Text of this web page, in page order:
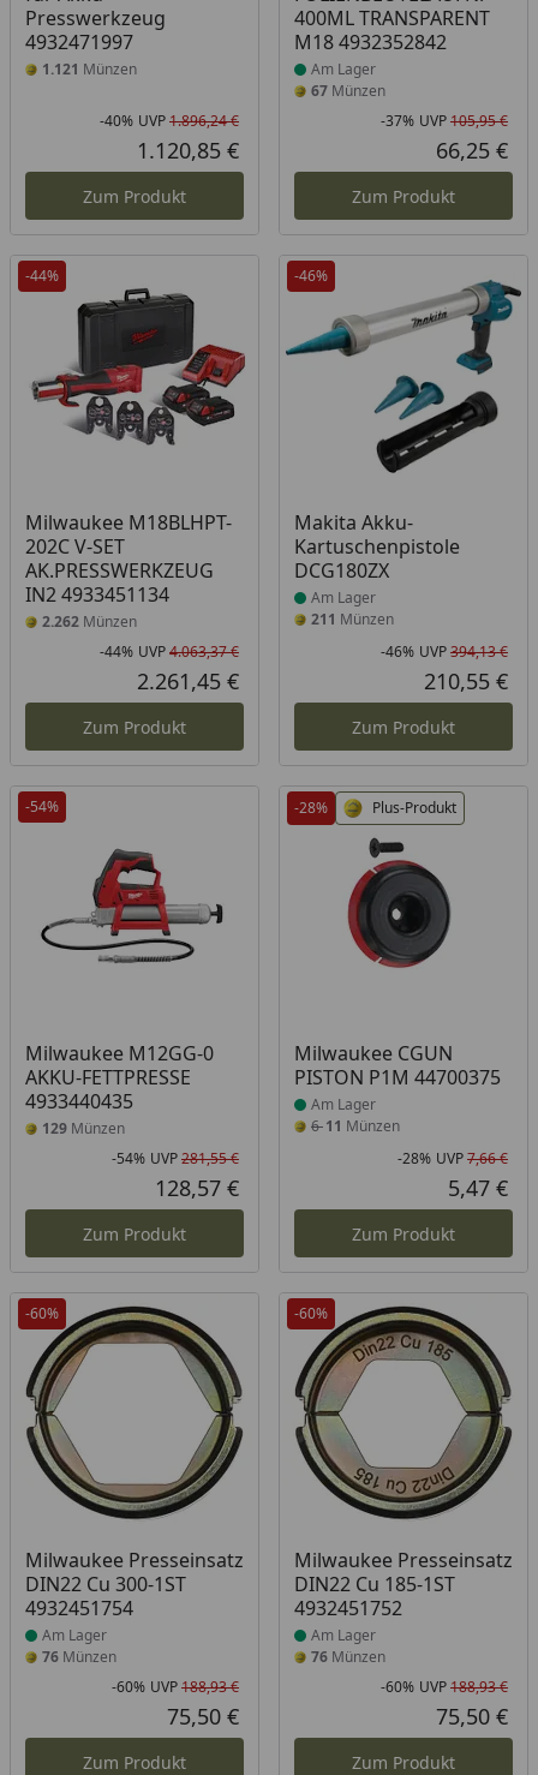
Presswerkzeug
4932471997
1.121 Münzen
Rabatt in Prozent
-40%
Ursprünglicher Preis
UVP1.896,24 €
Aktueller Preis
1.120,85 €
Zum Produkt
400ML TRANSPARENT
M18 4932352842
Am Lager
67 Münzen
-37% UVP105,95 €
66,25 €
Zum Produkt
-44%
Milwaukee M18BLHPT-
202C V-SET
AK.PRESSWERKZEUG
IN2 4933451134
2.262 Münzen
Rabatt in Prozent
-44%
Ursprünglicher Preis
UVP4.063,37 €
Aktueller Preis
2.261,45 €
Zum Produkt
-46%
Makita Akku-
Kartuschenpistole
DCG180ZX
Produkt am Lager
Am Lager
211 Münzen
-46% UVP394,13 €
210,55 €
Zum Produkt
-54%
Milwaukee M12GG-0
AKKU-FETTPRESSE
4933440435
129 Münzen
Rabatt in Prozent
-54%
Ursprünglicher Preis
UVP281,55 €
Aktueller Preis
128,57 €
Zum Produkt
-28% Plus-Produkt
Milwaukee CGUN
PISTON P1M 44700375
Produkt am Lager
Am Lager
611 Münzen
-28% UVP7,66 €
5,47 €
Zum Produkt
-60%
Milwaukee Presseinsatz
DIN22 Cu 300-1ST
4932451754
Produkt am Lager
Am Lager
76 Münzen
Rabatt in Prozent
-60%
Ursprünglicher Preis
UVP188,93 €
Aktueller Preis
75,50 €
Zum Produkt
-60%
Milwaukee Presseinsatz
DIN22 Cu 185-1ST
4932451752
Produkt am Lager
Am Lager
76 Münzen
-60% UVP188,93 €
75,50 €
Zum Produkt